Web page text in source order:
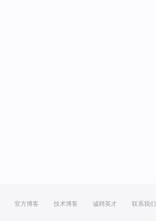
官方博客 技术博客 诚聘英才 联系我们